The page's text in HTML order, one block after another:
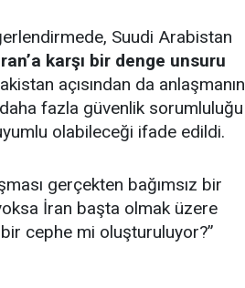
Suudi Arabistan
karşı bir denge unsuru
açısından da anlaşmanın
fazla güvenlik sorumluluğu
olabileceği ifade edildi.
gerçekten bağımsız bir
İran başta olmak üzere
cephe mi oluşturuluyor?”